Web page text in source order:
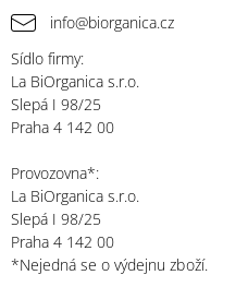
info@biorganica.cz
Sídlo firmy:
La BiOrganica s.r.o.
Slepá I 98/25
Praha 4 142 00
Provozovna*:
La BiOrganica s.r.o.
Slepá I 98/25
Praha 4 142 00
*Nejedná se o výdejnu zboží.